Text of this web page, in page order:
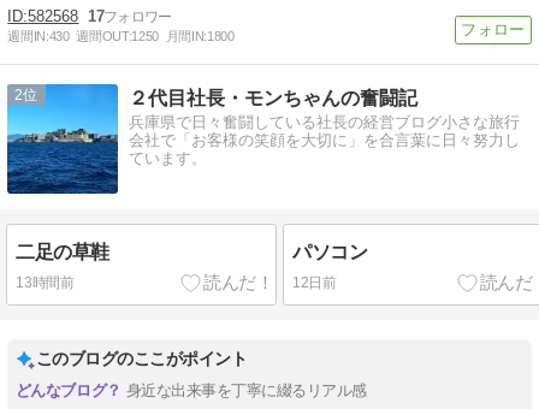
582568 17
週間IN:430 週間OUT:1250 月間IN:1800
2 ２代目社長・モンちゃんの奮闘記
兵庫県で日々奮闘している社長の経営ブログ小さな旅行
会社で「お客様の笑顔を大切に」を合言葉に日々努力し
ています。
二足の草鞋
13時間前
パソコン
12日前
このブログのここがポイント
身近な出来事を丁寧に綴るリアル感